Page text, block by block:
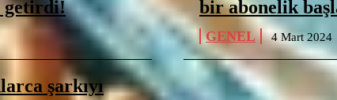
getirdi!
bir abonelik
GENEL 4 Mart 2024
şarkıyı